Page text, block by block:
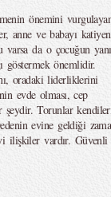
önemini
anne ve babayı katiyen
varsa da o çocuğun
göstermek önemlidir.
oradaki liderliklerini
evde olması, cep
şeydir. Torunlar
evine geldiği
ilişkiler vardır. Güvenli